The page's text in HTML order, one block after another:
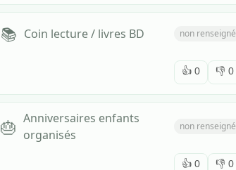
📚 Coin lecture / livres BD non renseigné
👍 0 👎 0
🎂 Anniversaires enfants
organisés
non renseigné
👍 0 👎 0